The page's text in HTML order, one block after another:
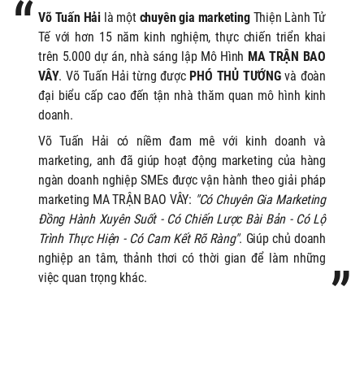
Võ Tuấn Hảilà một chuyên gia marketingThiện Lành Tử
Tế với hơn 15 năm kinh nghiệm, thực chiến triển khai
trên 5.000 dự án, nhà sáng lập Mô Hình MA TRẬN BAO
VÂY. Võ Tuấn Hải từng được PHÓ THỦ TƯỚNGvà đoàn
đại biểu cấp cao đến tận nhà thăm quan mô hình kinh
doanh.
Võ Tuấn Hải có niềm đam mê với kinh doanh và
marketing, anh đã giúp hoạt động marketing của hàng
ngàn doanh nghiệp SMEs được vận hành theo giải pháp
marketing MA TRẬN BAO VÂY: "Có Chuyên Gia Marketing
Đồng Hành Xuyên Suốt - Có Chiến Lược Bài Bản - Có Lộ
Trình Thực Hiện - Có Cam Kết Rõ Ràng". Giúp chủ doanh
nghiệp an tâm, thảnh thơi có thời gian để làm những
việc quan trọng khác.